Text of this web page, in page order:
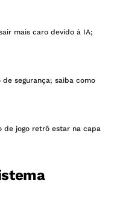
mais caro devido à IA;
segurança; saiba como
de jogo retrô estar na capa